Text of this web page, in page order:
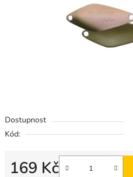
Dostupnost
Kód:
169 Kč